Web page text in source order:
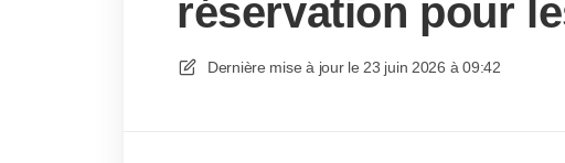
réservation pour
Dernière mise à jour le 23 juin 2026 à 09:42